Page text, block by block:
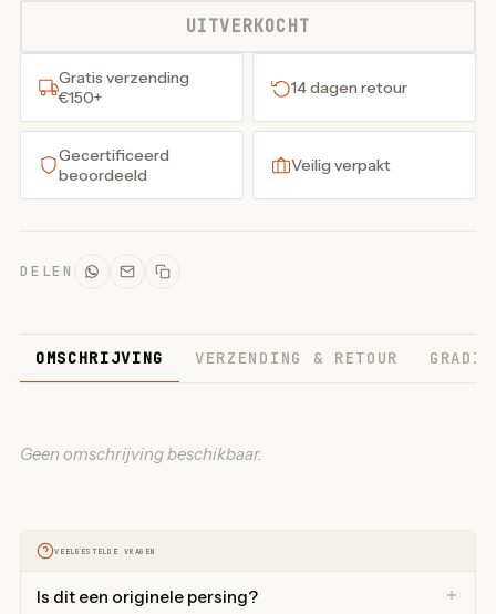
UITVERKOCHT
Gratis verzending
€150+
14 dagen retour
Gecertificeerd
beoordeeld
Veilig verpakt
DELEN
OMSCHRIJVING VERZENDING & RETOUR
Geen omschrijving beschikbaar.
VEELGESTELDE VRAGEN
Is dit een originele persing?